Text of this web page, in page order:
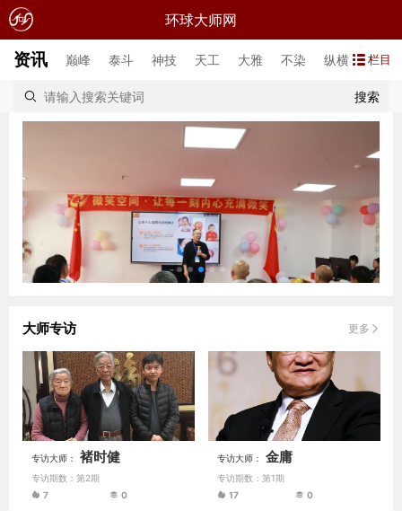
环球大师网
资讯 巅峰 泰斗 神技 天工 大雅 不染 纵横 巨匠
栏目
搜索
大师专访 更多
专访大师： 褚时健
专访期数：第2期
7
0
专访大师： 金庸
专访期数：第1期
17
0